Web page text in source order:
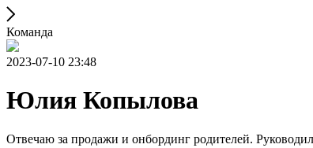
Команда
2023-07-10 23:48
Юлия Копылова
Отвечаю за продажи и онбординг родителей.